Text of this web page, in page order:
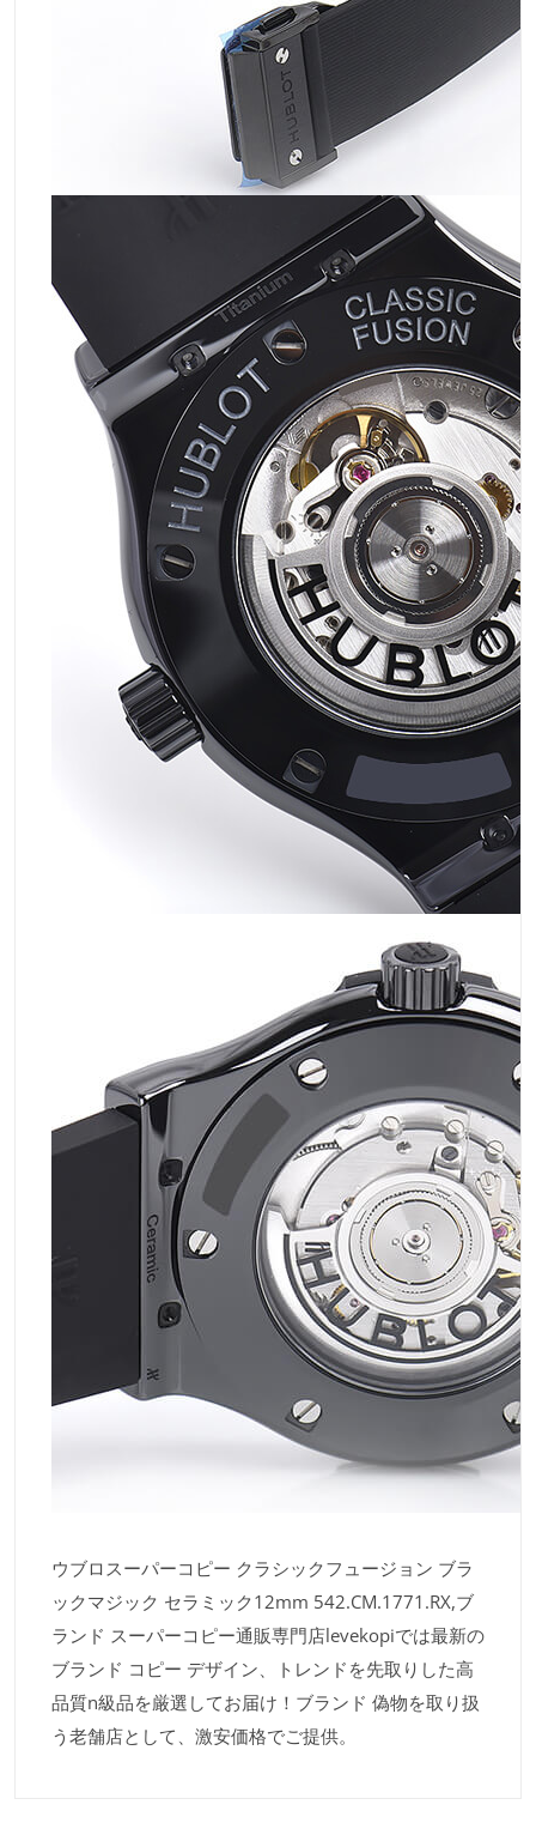
ウブロスーパーコピー クラシックフュージョン ブラ
ックマジック セラミック12mm 542.CM.1771.RX,ブ
ランド スーパーコピー通販専門店levekopiでは最新の
ブランド コピー デザイン、トレンドを先取りした高
品質n級品を厳選してお届け！ブランド 偽物を取り扱
う老舗店として、激安価格でご提供。